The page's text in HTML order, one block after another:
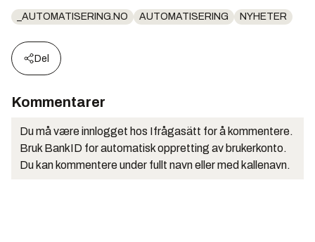
_AUTOMATISERING.NO AUTOMATISERING NYHETER
Del
Kommentarer
Du må være innlogget hos Ifrågasätt for å kommentere.
Bruk BankID for automatisk oppretting av brukerkonto.
Du kan kommentere under fullt navn eller med kallenavn.